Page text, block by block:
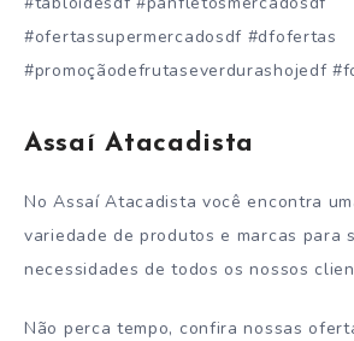
#ofertassupermercadosdf #dfofertas
#promoçãodefrutaseverdurashojedf
Assaí Atacadista
No Assaí Atacadista você encontra
variedade de produtos e marcas para
necessidades de todos os nossos
Não perca tempo, confira nossas